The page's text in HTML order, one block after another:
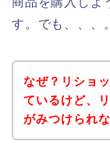
す。でも、、、。
なぜ？リショ
ているけど、
がみつけられな